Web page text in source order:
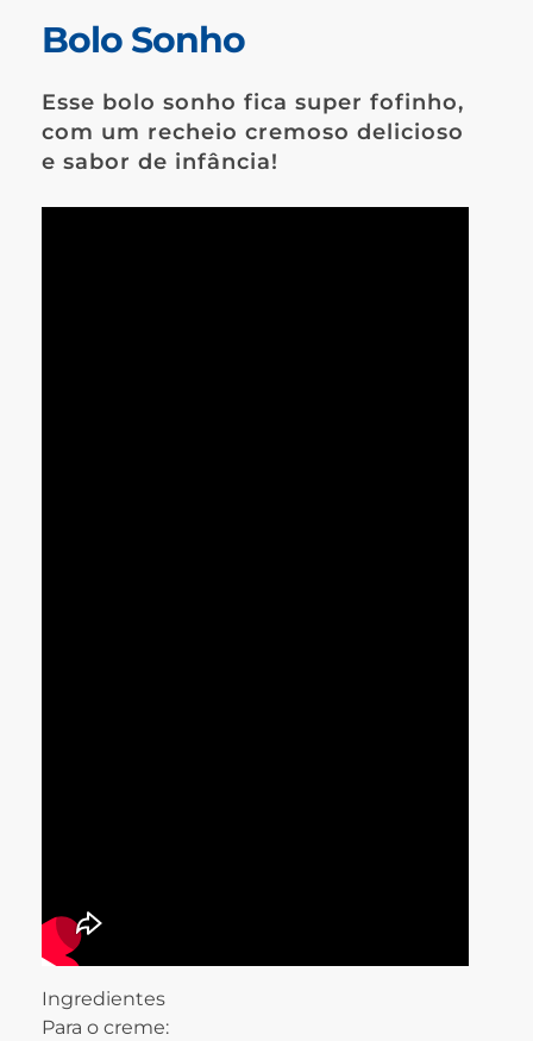
Bolo Sonho
Esse bolo sonho fica super fofinho,
com um recheio cremoso delicioso
e sabor de infância!
Ingredientes
Para o creme: